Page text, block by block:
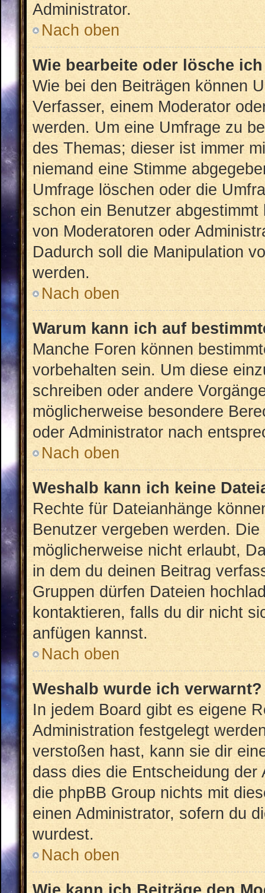
Administrator.
Nach oben
Wie bearbeite oder lösche
Wie bei den Beiträgen können
Verfasser, einem Moderator
werden. Um eine Umfrage zu
des Themas; dieser ist immer
niemand eine Stimme
Umfrage löschen oder die
schon ein Benutzer
von Moderatoren oder
Dadurch soll die Manipulation
werden.
Nach oben
Warum kann ich auf
Manche Foren können
vorbehalten sein. Um diese
schreiben oder andere
möglicherweise besondere
oder Administrator nach
Nach oben
Weshalb kann ich keine
Rechte für Dateianhänge
Benutzer vergeben werden.
möglicherweise nicht erlaubt,
in dem du deinen Beitrag
Gruppen dürfen Dateien
kontaktieren, falls du dir nicht
anfügen kannst.
Nach oben
Weshalb wurde ich verwarnt?
In jedem Board gibt es eigene
Administration festgelegt
verstoßen hast, kann sie dir
dass dies die Entscheidung
die phpBB Group nichts mit
einen Administrator, sofern du
wurdest.
Nach oben